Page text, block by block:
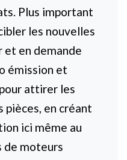
Plus important
les nouvelles
et en demande
émission et
attirer les
pièces, en créant
ici même au
de moteurs